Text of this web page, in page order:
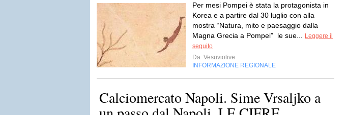
Per mesi Pompei è stata la protagonista in
Korea e a partire dal 30 luglio con alla
mostra “Natura, mito e paesaggio dalla
Magna Grecia a Pompei” le sue...
Leggere il
seguito
Da Vesuviolive
INFORMAZIONE REGIONALE
Calciomercato Napoli. Sime Vrsaljko a